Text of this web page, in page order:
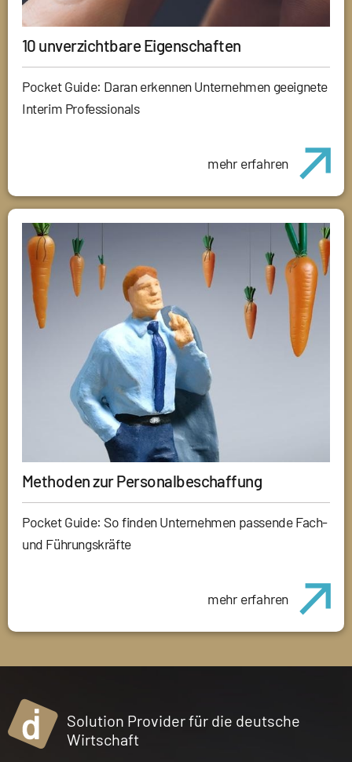
10 unverzichtbare Eigenschaften
Pocket Guide: Daran erkennen Unternehmen geeignete
Interim Professionals
mehr erfahren
Methoden zur Personalbeschaffung
Pocket Guide: So finden Unternehmen passende Fach-
und Führungskräfte
mehr erfahren
Solution Provider für die deutsche
Wirtschaft